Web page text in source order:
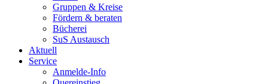
Gruppen & Kreise
Fördern & beraten
Bücherei
SuS Austausch
Aktuell
Service
Anmelde-Info